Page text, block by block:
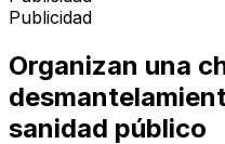
Publicidad
Organizan una
sanidad público